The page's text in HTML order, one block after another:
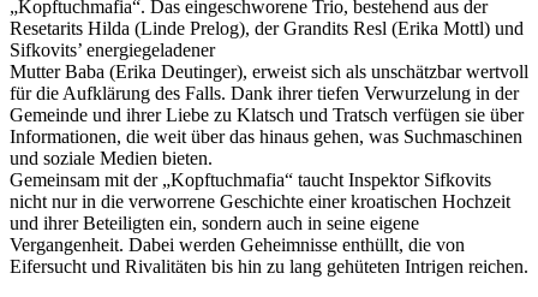
„Kopftuchmafia“. Das eingeschworene Trio, bestehend aus der
Resetarits Hilda (Linde Prelog), der Grandits Resl (Erika Mottl) und
Sifkovits’ energiegeladener
Mutter Baba (Erika Deutinger), erweist sich als unschätzbar wertvoll
für die Aufklärung des Falls. Dank ihrer tiefen Verwurzelung in der
Gemeinde und ihrer Liebe zu Klatsch und Tratsch verfügen sie über
Informationen, die weit über das hinaus gehen, was Suchmaschinen
und soziale Medien bieten.
Gemeinsam mit der „Kopftuchmafia“ taucht Inspektor Sifkovits
nicht nur in die verworrene Geschichte einer kroatischen Hochzeit
und ihrer Beteiligten ein, sondern auch in seine eigene
Vergangenheit. Dabei werden Geheimnisse enthüllt, die von
Eifersucht und Rivalitäten bis hin zu lang gehüteten Intrigen reichen.